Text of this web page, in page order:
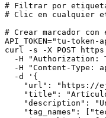
# Filtrar por
# Clic en cualquier
# Crear marcador
API_TOKEN="tu-token-
curl -s -X POST
-H "Authorization:
-H "Content-Type:
  -d '{
"url": "https://
"title":
"description":
"tag_names":